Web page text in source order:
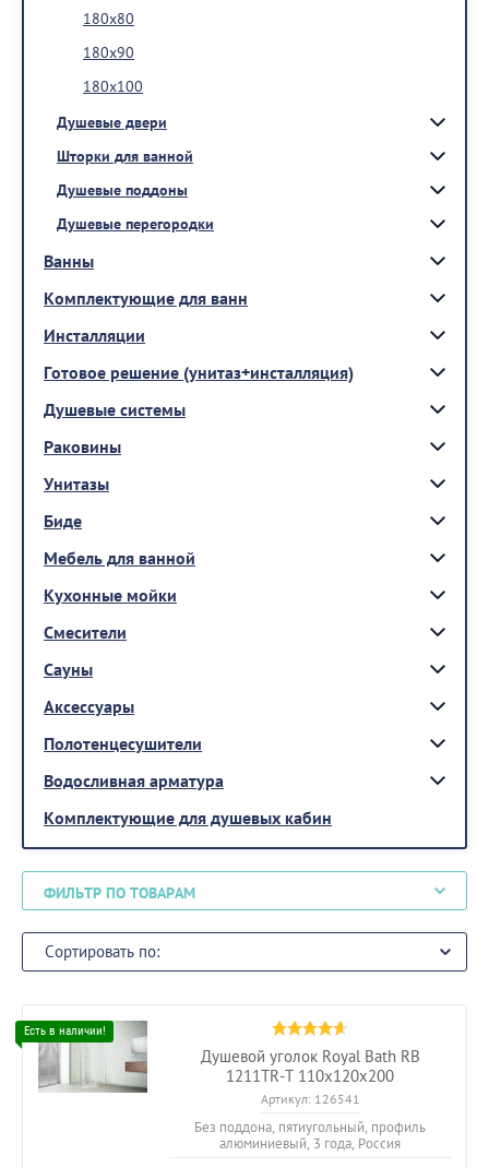
180x80
180x90
180x100
Душевые двери
Шторки для ванной
Душевые поддоны
Душевые перегородки
Ванны
Комплектующие для ванн
Инсталляции
Готовое решение (унитаз+инсталляция)
Душевые системы
Раковины
Унитазы
Биде
Мебель для ванной
Кухонные мойки
Смесители
Сауны
Аксессуары
Полотенцесушители
Водосливная арматура
Комплектующие для душевых кабин
ФИЛЬТР ПО ТОВАРАМ
Сортировать по:
Душевой уголок Royal Bath RB
1211TR-T 110х120х200
Артикул:126541
Без поддона, пятиугольный, профиль
алюминиевый, 3 года, Россия